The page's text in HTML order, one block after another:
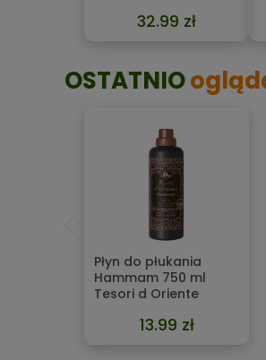
32.99 zł
OSTATNIO
Płyn do płukania
Hammam 750 ml
Tesori d Oriente
13.99 zł